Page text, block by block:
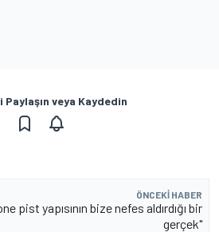
Paylaşın veya Kaydedin
ÖNCEKI HABER
pist yapısının bize nefes aldırdığı bir
gerçek"